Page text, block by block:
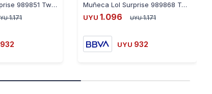
Muñeca Lol Surprise 989851 Tween Bailey 15Cm Ub
1.171
932
Muñeca Lol Surprise 989868 Tween Cora
UYU 1.096 UYU 1.171
UYU 932